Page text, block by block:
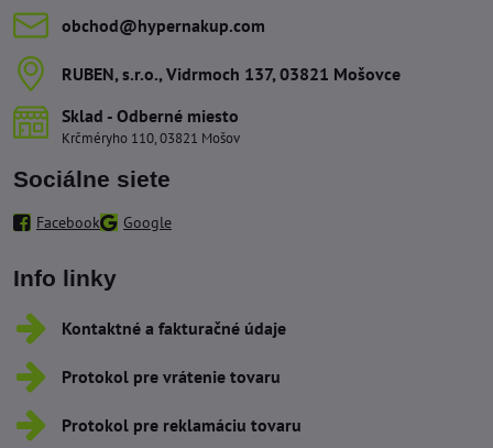
obchod​@hypernakup​.com
RUBEN, s​.r​.o​., Vidrmoch 137, 03821 Mošovce
Sklad - Odberné miesto
Krčméryho 110, 03821 Mošov
Sociálne siete
Facebook Google
Info linky
Kontaktné a fakturačné údaje
Protokol pre vrátenie tovaru
Protokol pre reklamáciu tovaru